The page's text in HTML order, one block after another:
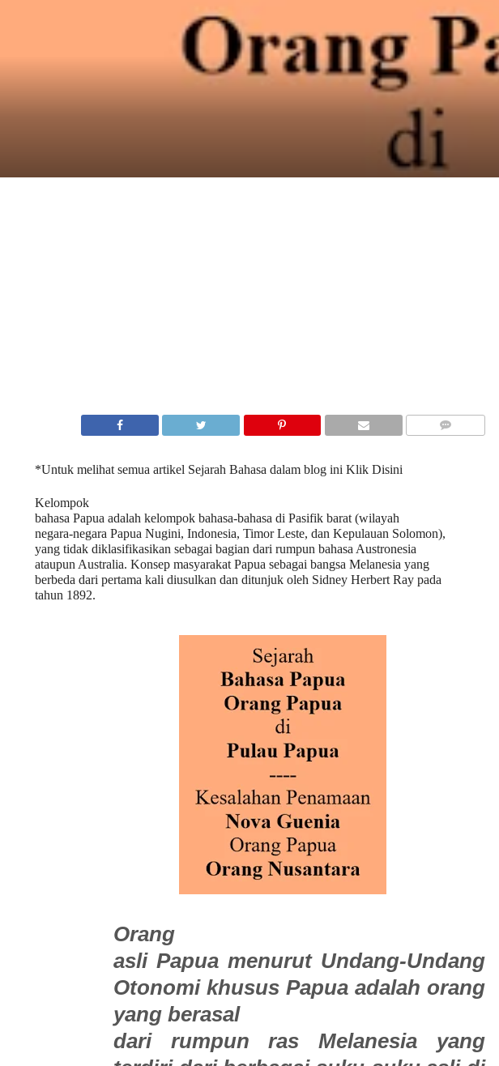
*Untuk melihat semua artikel Sejarah Bahasa dalam blog ini Klik Disini
Kelompok
bahasa Papua adalah kelompok bahasa-bahasa di Pasifik barat (wilayah
negara-negara Papua Nugini, Indonesia, Timor Leste, dan Kepulauan Solomon),
yang tidak diklasifikasikan sebagai bagian dari rumpun bahasa Austronesia
ataupun Australia. Konsep masyarakat Papua sebagai bangsa Melanesia yang
berbeda dari pertama kali diusulkan dan ditunjuk oleh Sidney Herbert Ray pada
tahun 1892.
Orang
asli Papua menurut Undang-Undang
Otonomi khusus Papua adalah orang
yang berasal
dari rumpun ras Melanesia yang